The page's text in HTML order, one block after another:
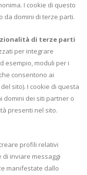
I cookie di questo
da domini di terze parti.
di terze parti
per integrare
esempio, moduli per i
consentono ai
sito). I cookie di questa
domini dei siti partner o
presenti nel sito.
profili relativi
inviare messaggi
manifestate dallo